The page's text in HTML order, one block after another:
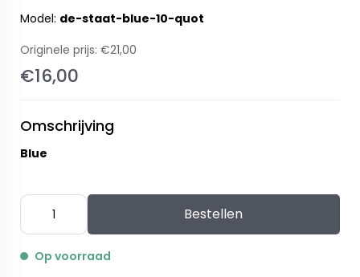
Model: de-staat-blue-10-quot
Originele prijs: €21,00
€16,00
Omschrijving
Blue
Bestellen
Op voorraad